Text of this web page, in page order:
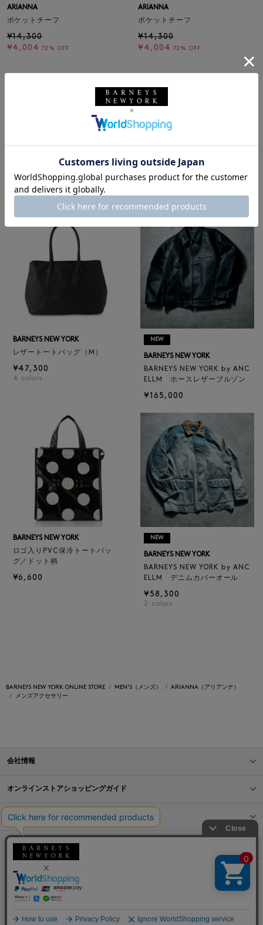
ARIANNA
ポケットチーフ
¥14,300
¥4,004 72% OFF
ARIANNA
ポケットチーフ
¥14,300
¥4,004 72% OFF
1
メンズバッグ | メンズ革小物
メンズアクセサリー | ゴルフ
RECOMMEND
BARNEYS NEW YORK
レザートートバッグ（M）
¥47,300
4 colors
NEW
BARNEYS NEW YORK
BARNEYS NEW YORK by ANC
ELLM ホースレザーブルゾン
¥165,000
BARNEYS NEW YORK
ロゴ入りPVC保冷トートバッ
グ／ドット柄
¥6,600
NEW
BARNEYS NEW YORK
BARNEYS NEW YORK by ANC
ELLM デニムカバーオール
¥58,300
2 colors
BARNEYS NEW YORK ONLINE STORE MEN'S（メンズ）
ARIANNA（アリアンナ）
メンズアクセサリー
会社情報
オンラインストアショッピングガイド
店舗情報
サービス